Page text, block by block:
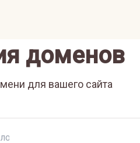
доменов
для вашего сайта